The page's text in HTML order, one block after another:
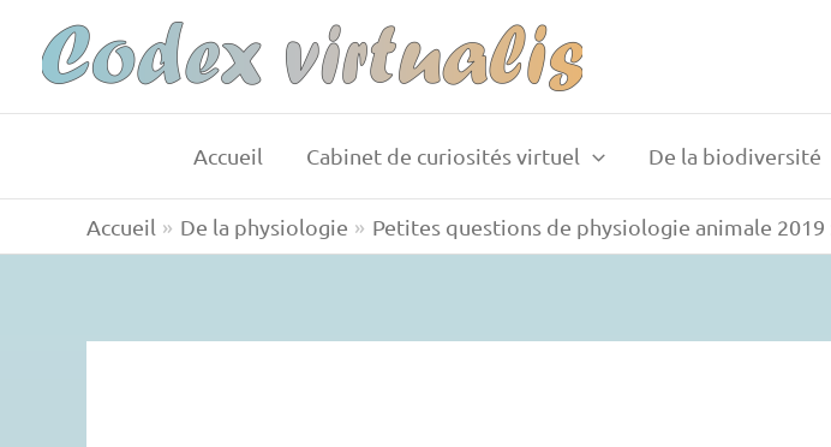
contenu
Accueil Cabinet de curiosités virtuel De la biodiversité
Accueil De la physiologie Petites questions de physiologie animale 2019